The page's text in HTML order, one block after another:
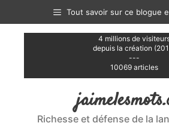
contenu
Tout savoir sur ce blogue
4 millions de
depuis la création
---
10069 articles
Richesse et défense de la